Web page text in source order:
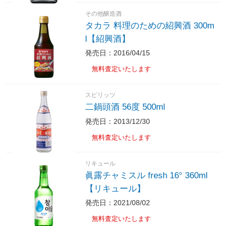
その他醸造酒
タカラ 料理のための紹興酒 300m
l【紹興酒】
発売日：2016/04/15
無料査定いたします
スピリッツ
二鍋頭酒 56度 500ml
発売日：2013/12/30
無料査定いたします
リキュール
眞露チャミスル fresh 16° 360ml
【リキュール】
発売日：2021/08/02
無料査定いたします